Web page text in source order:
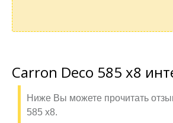
Carron Deco 585 x8
Ниже Вы можете прочитать
585 x8.